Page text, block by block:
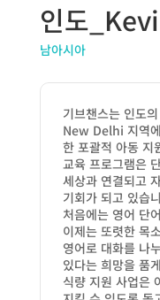
인도
남아시아
기브챈스는 인
New Delhi 지역
한 포괄적 아동 지
교육 프로그램은
세상과 연결되고
기회가 되고 있습
처음에는 영어 단
이제는 또렷한 목
영어로 대화를 나
있다는 희망을 품
식량 지원 사업은